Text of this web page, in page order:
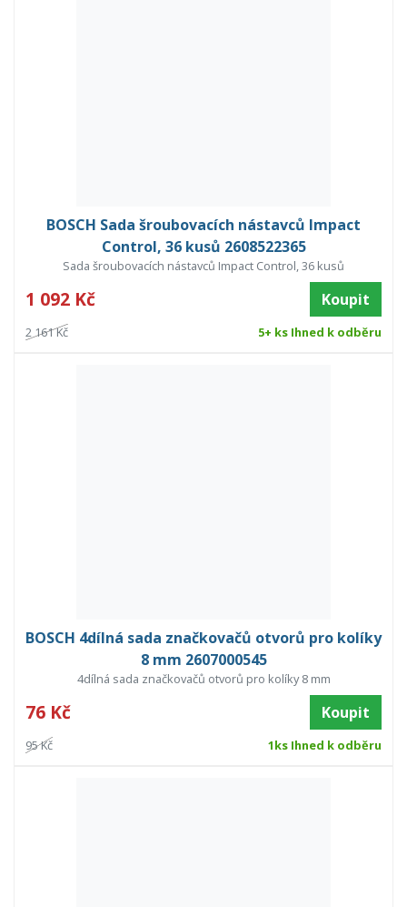
BOSCH Sada šroubovacích nástavců Impact
Control, 36 kusů 2608522365
Sada šroubovacích nástavců Impact Control, 36 kusů
1 092 Kč Koupit
2 161 Kč 5+ ks Ihned k odběru
BOSCH 4dílná sada značkovačů otvorů pro kolíky
8 mm 2607000545
4dílná sada značkovačů otvorů pro kolíky 8 mm
76 Kč Koupit
95 Kč 1ks Ihned k odběru